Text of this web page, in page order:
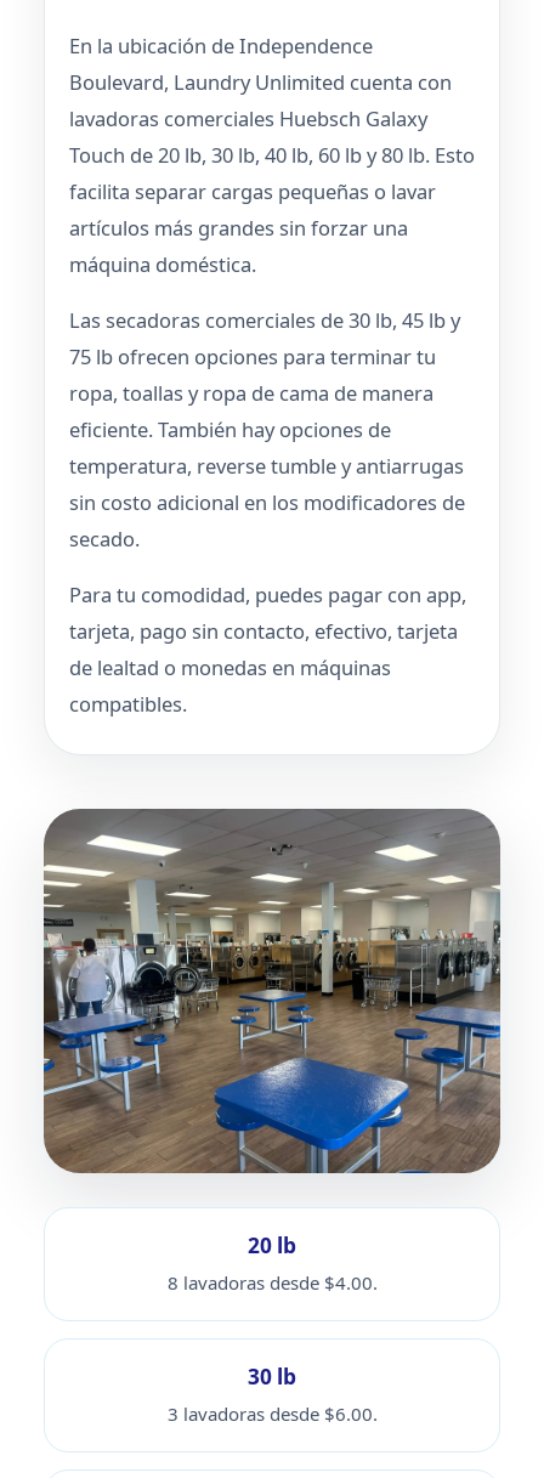
En la ubicación de Independence
Boulevard, Laundry Unlimited cuenta con
lavadoras comerciales Huebsch Galaxy
Touch de 20 lb, 30 lb, 40 lb, 60 lb y 80 lb. Esto
facilita separar cargas pequeñas o lavar
artículos más grandes sin forzar una
máquina doméstica.
Las secadoras comerciales de 30 lb, 45 lb y
75 lb ofrecen opciones para terminar tu
ropa, toallas y ropa de cama de manera
eficiente. También hay opciones de
temperatura, reverse tumble y antiarrugas
sin costo adicional en los modificadores de
secado.
Para tu comodidad, puedes pagar con app,
tarjeta, pago sin contacto, efectivo, tarjeta
de lealtad o monedas en máquinas
compatibles.
20 lb
8 lavadoras desde $4.00.
30 lb
3 lavadoras desde $6.00.